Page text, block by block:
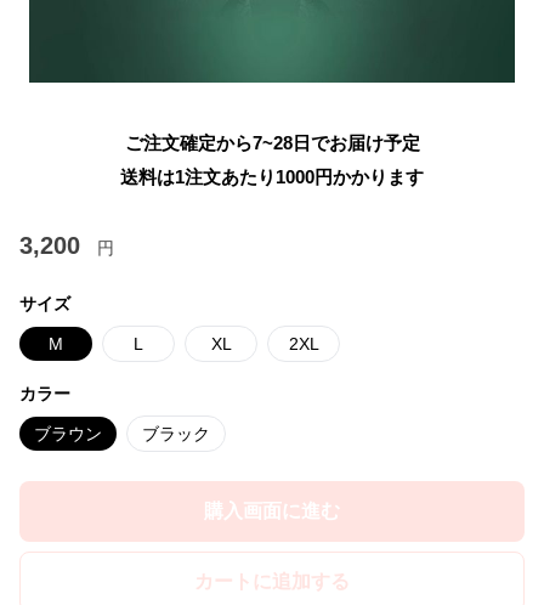
ご注文確定から7~28日でお届け予定
送料は1注文あたり 1000円かかります
3,200 円
サイズ
M L XL 2XL
カラー
ブラウン ブラック
購入画面に進む
カートに追加する